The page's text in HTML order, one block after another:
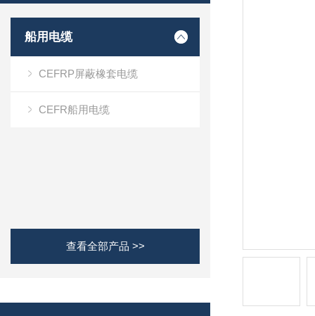
船用电缆
CEFRP屏蔽橡套电缆
CEFR船用电缆
查看全部产品 >>